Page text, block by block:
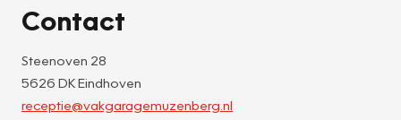
Contact
Steenoven 28
5626 DK Eindhoven
receptie@vakgaragemuzenberg.nl